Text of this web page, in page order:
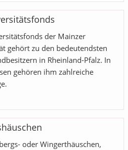
der Mainzer
gehört zu den bedeutendsten
in Rheinland-Pfalz. In
gehören ihm zahlreiche
oder Wingerthäuschen,